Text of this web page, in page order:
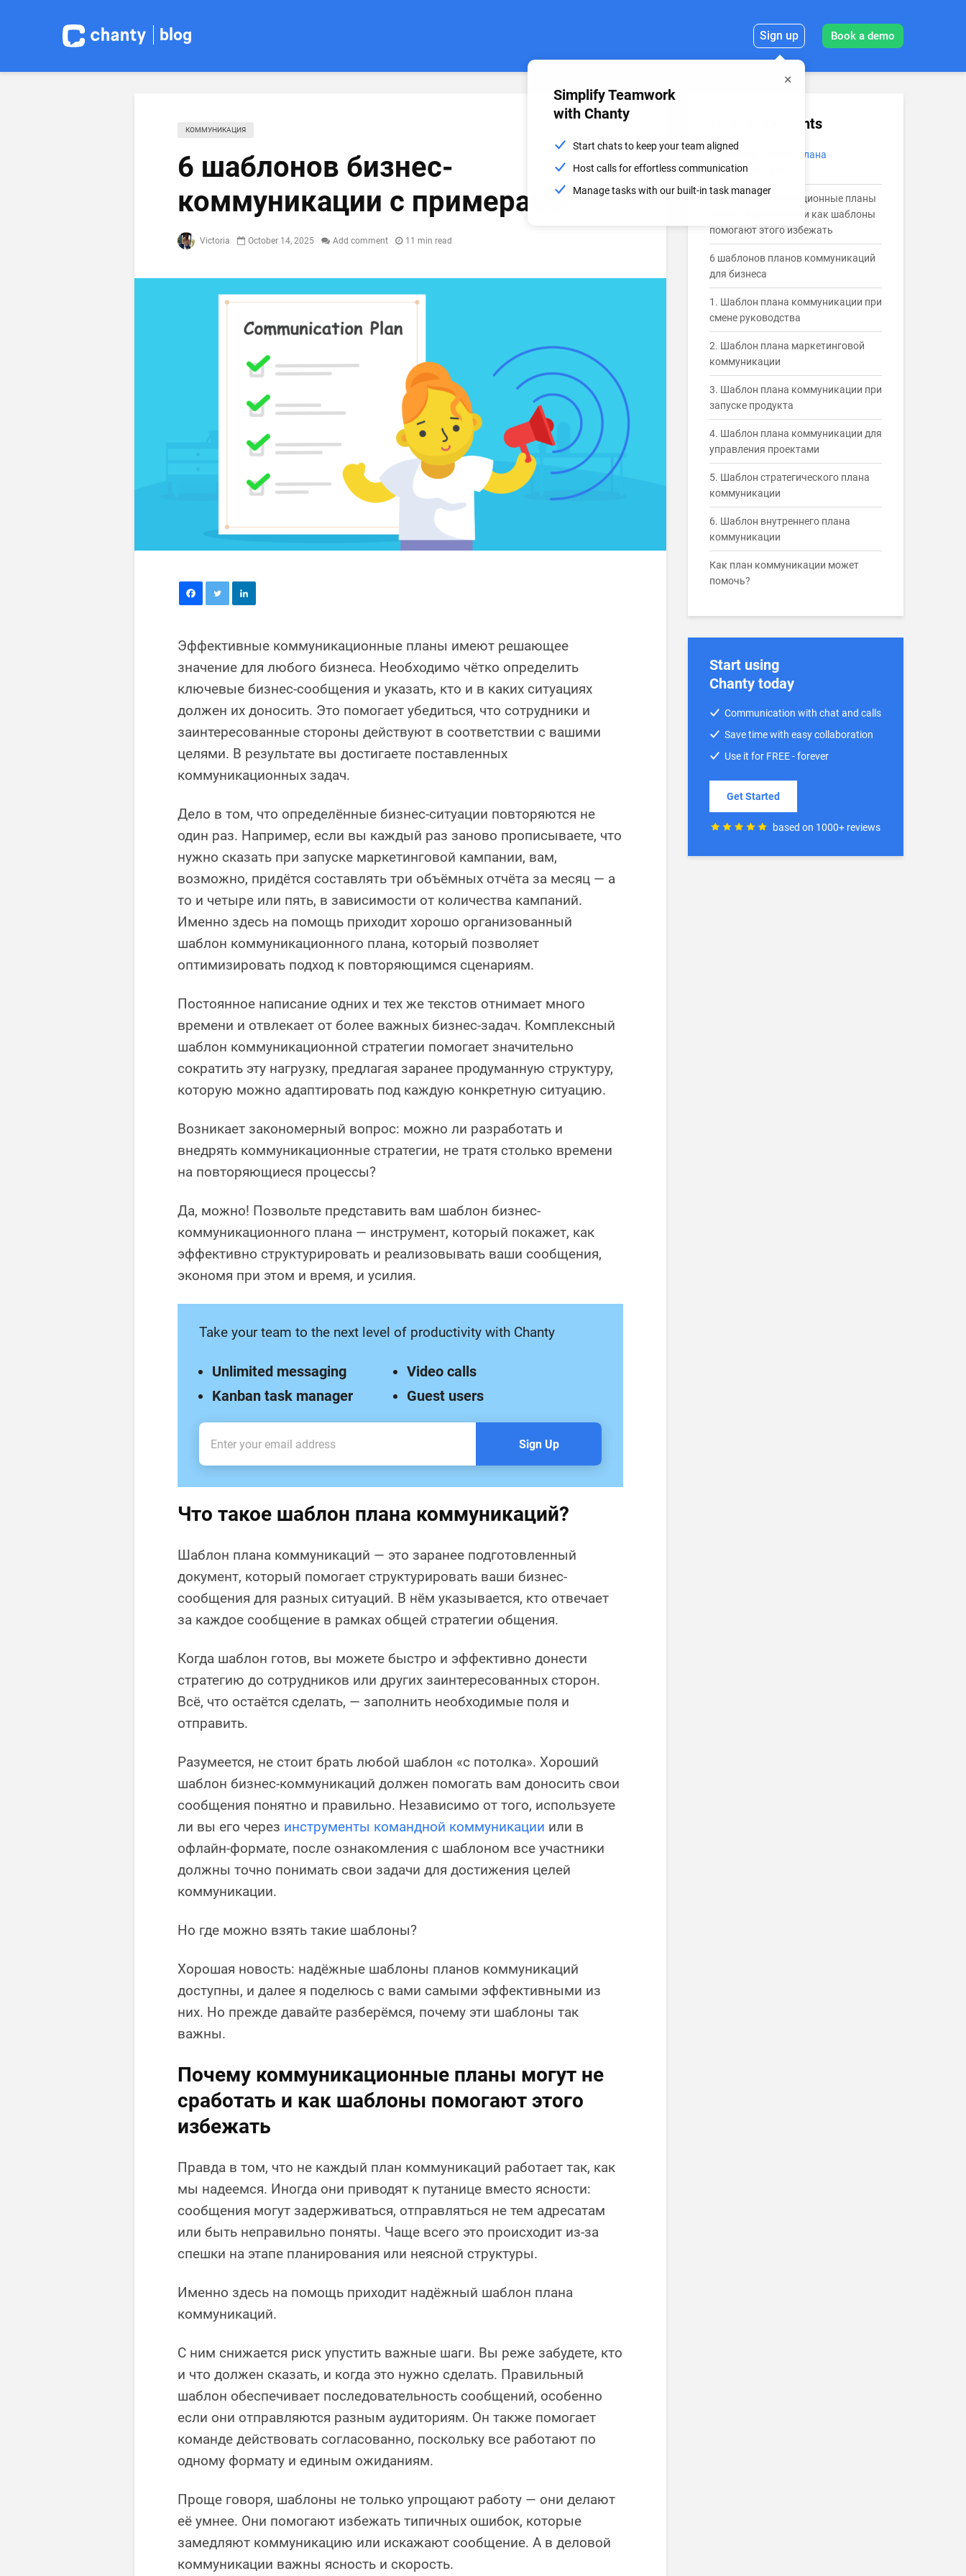
blog Sign up
Simplify Teamwork
with Chanty
Start chats to keep your team aligned
Host calls for effortless communication
Manage tasks with our built-in task manager
Book a demo
КОММУНИКАЦИЯ
6 шаблонов бизнес-
коммуникации с примерами
Victoria October 14, 2025 Add comment 11 min read
Эффективные коммуникационные планы имеют решающее
значение для любого бизнеса. Необходимо чётко определить
ключевые бизнес-сообщения и указать, кто и в каких ситуациях
должен их доносить. Это помогает убедиться, что сотрудники и
заинтересованные стороны действуют в соответствии с вашими
целями. В результате вы достигаете поставленных
коммуникационных задач.
Дело в том, что определённые бизнес-ситуации повторяются не
один раз. Например, если вы каждый раз заново прописываете, что
нужно сказать при запуске маркетинговой кампании, вам,
возможно, придётся составлять три объёмных отчёта за месяц — а
то и четыре или пять, в зависимости от количества кампаний.
Именно здесь на помощь приходит хорошо организованный
шаблон коммуникационного плана, который позволяет
оптимизировать подход к повторяющимся сценариям.
Постоянное написание одних и тех же текстов отнимает много
времени и отвлекает от более важных бизнес-задач. Комплексный
шаблон коммуникационной стратегии помогает значительно
сократить эту нагрузку, предлагая заранее продуманную структуру,
которую можно адаптировать под каждую конкретную ситуацию.
Возникает закономерный вопрос: можно ли разработать и
внедрять коммуникационные стратегии, не тратя столько времени
на повторяющиеся процессы?
Да, можно! Позвольте представить вам шаблон бизнес-
коммуникационного плана — инструмент, который покажет, как
эффективно структурировать и реализовывать ваши сообщения,
экономя при этом и время, и усилия.
Take your team to the next level of productivity with Chanty
Unlimited messaging
Video calls
Kanban task manager
Guest users
Sign Up
Что такое шаблон плана коммуникаций?
Шаблон плана коммуникаций — это заранее подготовленный
документ, который помогает структурировать ваши бизнес-
сообщения для разных ситуаций. В нём указывается, кто отвечает
за каждое сообщение в рамках общей стратегии общения.
Когда шаблон готов, вы можете быстро и эффективно донести
стратегию до сотрудников или других заинтересованных сторон.
Всё, что остаётся сделать, — заполнить необходимые поля и
отправить.
Разумеется, не стоит брать любой шаблон «с потолка». Хороший
шаблон бизнес-коммуникаций должен помогать вам доносить свои
сообщения понятно и правильно. Независимо от того, используете
ли вы его через инструменты командной коммуникации или в
офлайн-формате, после ознакомления с шаблоном все участники
должны точно понимать свои задачи для достижения целей
коммуникации.
Но где можно взять такие шаблоны?
Хорошая новость: надёжные шаблоны планов коммуникаций
доступны, и далее я поделюсь с вами самыми эффективными из
них. Но прежде давайте разберёмся, почему эти шаблоны так
важны.
Почему коммуникационные планы могут не
сработать и как шаблоны помогают этого
избежать
Правда в том, что не каждый план коммуникаций работает так, как
мы надеемся. Иногда они приводят к путанице вместо ясности:
сообщения могут задерживаться, отправляться не тем адресатам
или быть неправильно поняты. Чаще всего это происходит из-за
спешки на этапе планирования или неясной структуры.
Именно здесь на помощь приходит надёжный шаблон плана
коммуникаций.
С ним снижается риск упустить важные шаги. Вы реже забудете, кто
и что должен сказать, и когда это нужно сделать. Правильный
шаблон обеспечивает последовательность сообщений, особенно
если они отправляются разным аудиториям. Он также помогает
команде действовать согласованно, поскольку все работают по
одному формату и единым ожиданиям.
Проще говоря, шаблоны не только упрощают работу — они делают
её умнее. Они помогают избежать типичных ошибок, которые
замедляют коммуникацию или искажают сообщение. А в деловой
коммуникации важны ясность и скорость.
Table of Contents
Что такое шаблон плана
коммуникаций?
Почему коммуникационные планы
могут не сработать и как шаблоны
помогают этого избежать
6 шаблонов планов коммуникаций
для бизнеса
1. Шаблон плана коммуникации при
смене руководства
2. Шаблон плана маркетинговой
коммуникации
3. Шаблон плана коммуникации при
запуске продукта
4. Шаблон плана коммуникации для
управления проектами
5. Шаблон стратегического плана
коммуникации
6. Шаблон внутреннего плана
коммуникации
Как план коммуникации может
помочь?
Start using
Chanty today
Communication with chat and calls
Save time with easy collaboration
Use it for FREE - forever
Get Started
based on 1000+ reviews